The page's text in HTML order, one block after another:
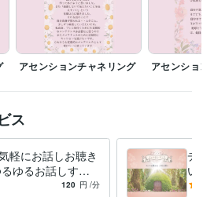
ングセレモニー2021@沖縄
ツール
Pages:20年Word:30年STORES:0年
ゃべり 笑い ゆるゆる
楽しい
夢 希望
アセンションチャネリング アセンション
ス
軽にお話しお聴き
ゆるお話しする
が解決するかも⁉︎
120 円 /分
チャ
いま
届け